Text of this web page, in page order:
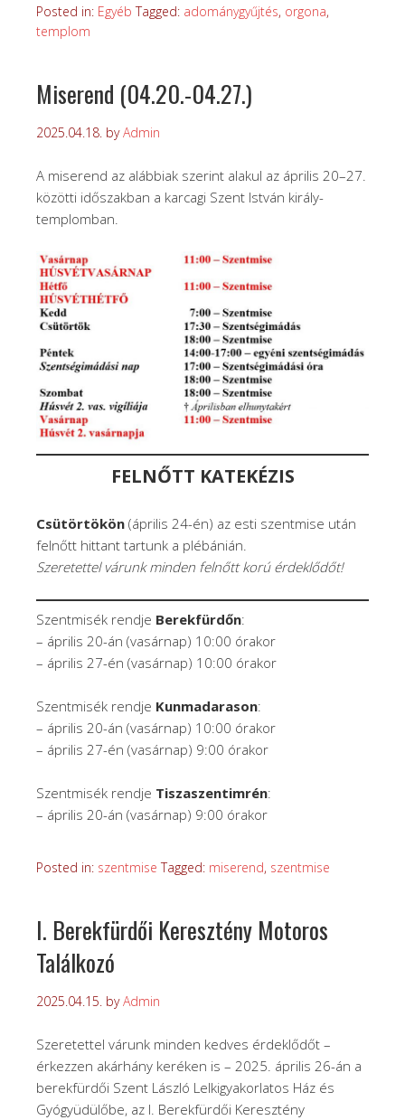
Posted in: Egyéb Tagged: adománygyűjtés, orgona,
templom
Miserend (04.20.-04.27.)
2025.04.18. byAdmin
A miserend az alábbiak szerint alakul az április 20–27.
közötti időszakban a karcagi Szent István király-
templomban.
FELNŐTT KATEKÉZIS
Csütörtökön (április 24-én) az esti szentmise után
felnőtt hittant tartunk a plébánián.
Szeretettel várunk minden felnőtt korú érdeklődőt!
Szentmisék rendje Berekfürdőn:
– április 20-án (vasárnap) 10:00 órakor
– április 27-én (vasárnap) 10:00 órakor
Szentmisék rendje Kunmadarason:
– április 20-án (vasárnap) 10:00 órakor
– április 27-én (vasárnap) 9:00 órakor
Szentmisék rendje Tiszaszentimrén:
– április 20-án (vasárnap) 9:00 órakor
Posted in: szentmise Tagged: miserend, szentmise
I. Berekfürdői Keresztény Motoros
Találkozó
2025.04.15. byAdmin
Szeretettel várunk minden kedves érdeklődőt –
érkezzen akárhány keréken is – 2025. április 26-án a
berekfürdői Szent László Lelkigyakorlatos Ház és
Gyógyüdülőbe, az I. Berekfürdői Keresztény